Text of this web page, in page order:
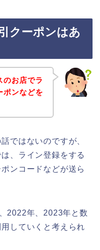
クーポンはあ
のお店でラ
ポンなどを
ではないのですが、
、ライン登録をする
ンコードなどが送ら
2022年、2023年と数
していくと考えられ